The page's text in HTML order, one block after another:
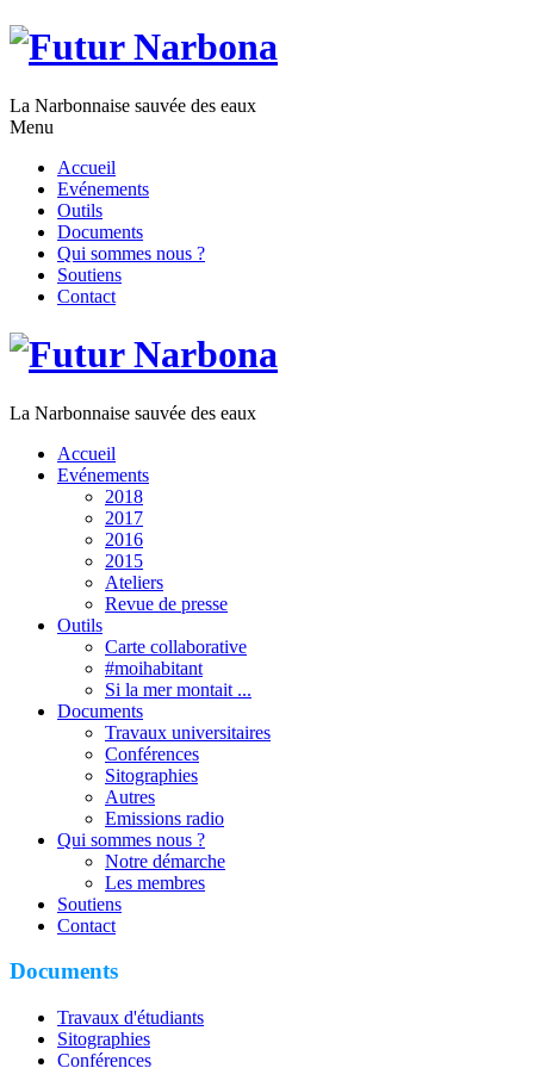
La Narbonnaise sauvée des eaux
Menu
Accueil
Evénements
Outils
Documents
Qui sommes nous ?
Soutiens
Contact
La Narbonnaise sauvée des eaux
Accueil
Evénements
2018
2017
2016
2015
Ateliers
Revue de presse
Outils
Carte collaborative
#moihabitant
Si la mer montait ...
Documents
Travaux universitaires
Conférences
Sitographies
Autres
Emissions radio
Qui sommes nous ?
Notre démarche
Les membres
Soutiens
Contact
Documents
Travaux d'étudiants
Sitographies
Conférences